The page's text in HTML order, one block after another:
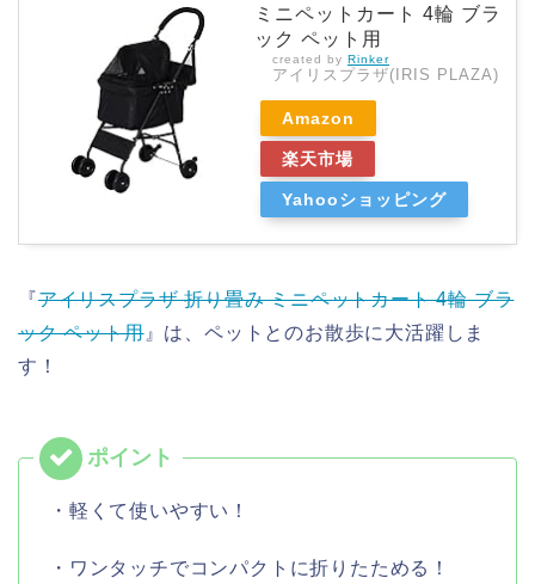
ミニペットカート 4輪 ブラ
ック ペット用
created by Rinker
アイリスプラザ(IRIS PLAZA)
Amazon
楽天市場
Yahooショッピング
『アイリスプラザ 折り畳み ミニペットカート 4輪 ブラ
ック ペット用』は、ペットとのお散歩に大活躍しま
す！
・軽くて使いやすい！
・ワンタッチでコンパクトに折りたためる！